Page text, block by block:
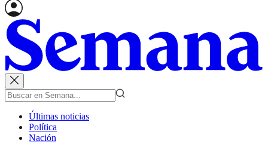
Últimas noticias
Política
Nación